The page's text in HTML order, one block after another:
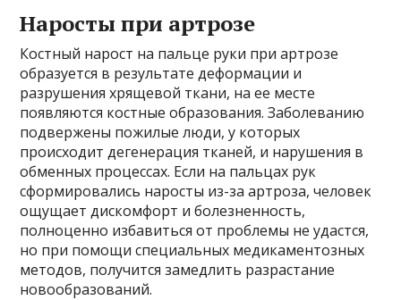
Наросты при артрозе
Костный нарост на пальце руки при артрозе
образуется в результате деформации и
разрушения хрящевой ткани, на ее месте
появляются костные образования. Заболеванию
подвержены пожилые люди, у которых
происходит дегенерация тканей, и нарушения в
обменных процессах. Если на пальцах рук
сформировались наросты из-за артроза, человек
ощущает дискомфорт и болезненность,
полноценно избавиться от проблемы не удастся,
но при помощи специальных медикаментозных
методов, получится замедлить разрастание
новообразований.